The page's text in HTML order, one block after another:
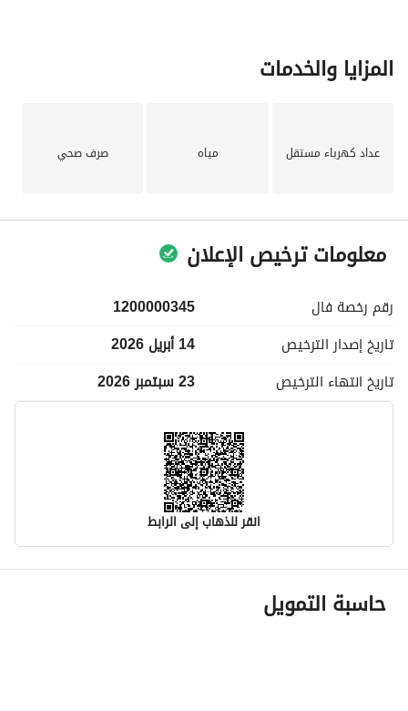
المزايا والخدمات
عداد كهرباء مستقل مياه صرف صحي
معلومات ترخيص الإعلان
رقم رخصة فال
1200000345
تاريخ إصدار الترخيص
14 أبريل 2026
تاريخ انتهاء الترخيص 23 سبتمبر 2026
انقر للذهاب إلى الرابط
معلومات مسؤول الإعلان
اسم المسؤول
حاسبة التمويل